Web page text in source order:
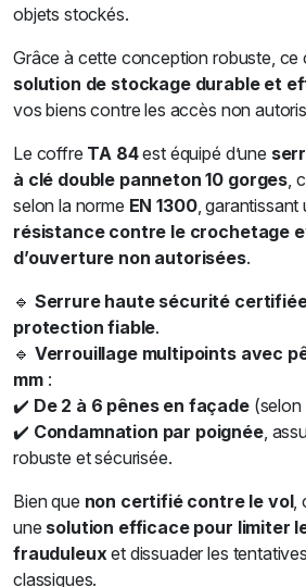
objets stockés.
Grâce à cette conception robuste,
solution de stockage durable et
vos biens contre les accès non
Le coffre TA 84est équipé d’une
à clé double panneton 10 gorges ,
selon la norme EN 1300, garantissant
résistance contre le crochetage
d’ouverture non autorisées.
🔹 Serrure haute sécurité certifiée
protection fiable.
🔹 Verrouillage multipoints avec
mm:
✔️ De 2 à 6 pênes en façade(selon
✔️ Condamnation par poignée,
robuste et sécurisée.
Bien que non certifié contre le vol,
une solution efficace pour limiter
frauduleux et dissuader les
classiques.